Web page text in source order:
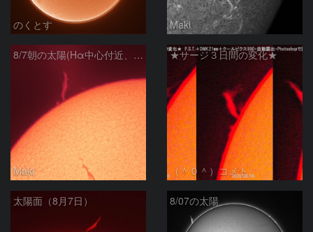
のくとす Maki
8/7朝の太陽(Hα中心付近、プロミネンス)
Maki
★サージ３日間の変化★
（＾０＾）コメト
太陽面（8月7日） 8/07の太陽